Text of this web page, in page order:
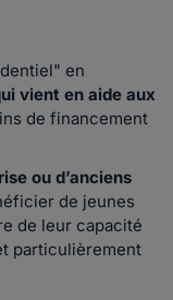
en
vient en aide aux
de financement
ou d’anciens
de jeunes
de leur capacité
particulièrement